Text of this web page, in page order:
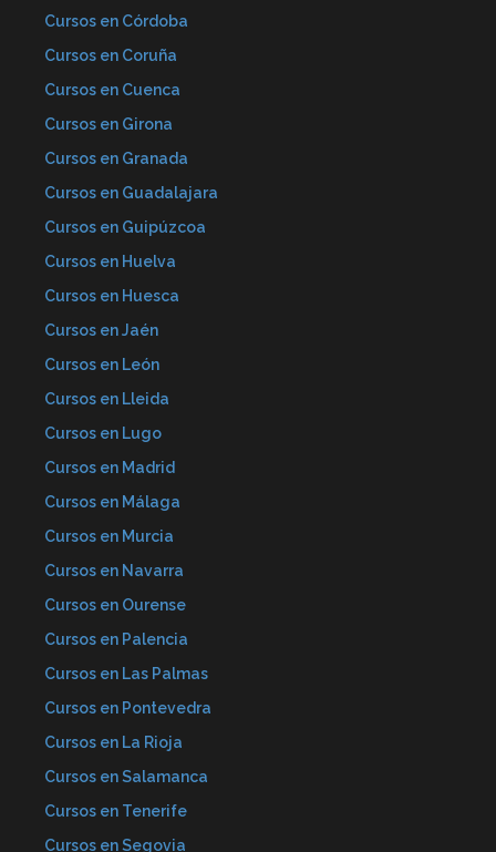
Cursos en Córdoba
Cursos en Coruña
Cursos en Cuenca
Cursos en Girona
Cursos en Granada
Cursos en Guadalajara
Cursos en Guipúzcoa
Cursos en Huelva
Cursos en Huesca
Cursos en Jaén
Cursos en León
Cursos en Lleida
Cursos en Lugo
Cursos en Madrid
Cursos en Málaga
Cursos en Murcia
Cursos en Navarra
Cursos en Ourense
Cursos en Palencia
Cursos en Las Palmas
Cursos en Pontevedra
Cursos en La Rioja
Cursos en Salamanca
Cursos en Tenerife
Cursos en Segovia